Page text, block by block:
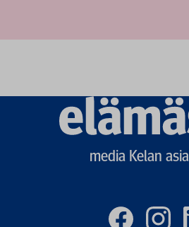
Elämässä
logo
media Kelan